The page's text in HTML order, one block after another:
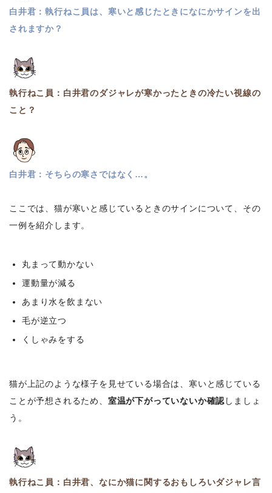
白井君：執行ねこ員は、寒いと感じたときになにかサインを出
されますか？
執行ねこ員：白井君のダジャレが寒かったときの冷たい視線の
こと？
白井君：そちらの寒さではなく…。
ここでは、猫が寒いと感じているときのサインについて、その
一例を紹介します。
丸まって動かない
運動量が減る
あまり水を飲まない
毛が逆立つ
くしゃみをする
猫が上記のような様子を見せている場合は、寒いと感じている
ことが予想されるため、 室温が下がっていないか確認しましょ
う。
執行ねこ員：白井君、なにか猫に関するおもしろいダジャレ言